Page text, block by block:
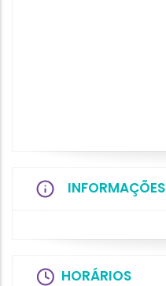
INFORMAÇÕES
HORÁRIOS